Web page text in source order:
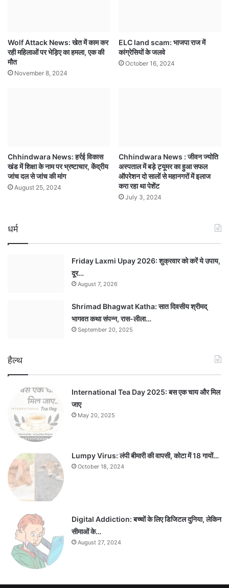
Wolf Attack News: खेत में काम कर
रही महिलाओं पर भेड़िए का हमला, एक की
मौत
November 8, 2024
ELC land scam: भाजपा राज में
कांग्रेसियों के जलवे
October 16, 2024
Chhindwara News: हर्रई विकास
खंड में शिक्षा के नाम पर भ्रष्टाचार, केंद्रीय
जांच दल से जांच की मांग
August 25, 2024
Chhindwara News : जीवन ज्योति
अस्पताल में बड़े ट्यूमर का हुआ सफल
ऑपरेशन दो सालों से महानगरों में इलाज
करा रहा था पेशेंट
July 3, 2024
धर्म
Friday Laxmi Upay 2026: शुक्रवार को करें ये उपाय,
दूर…
August 7, 2026
Shrimad Bhagwat Katha: सात दिवसीय श्रीमद्
भागवत कथा संपन्न, रास-लीला…
September 20, 2025
हैल्थ
International Tea Day 2025: बस एक चाय और मिल
जाए
May 20, 2025
Lumpy Virus: लंपी बीमारी की वापसी, कोटा में 18 गायों…
October 18, 2024
Digital Addiction: बच्चों के लिए डिजिटल दुनिया, लेकिन
सीमाओं के…
August 27, 2024